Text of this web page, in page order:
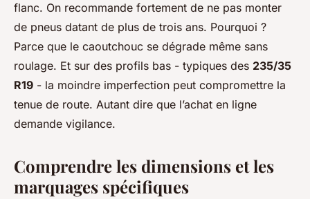
flanc. On recommande fortement de ne pas monter
de pneus datant de plus de trois ans. Pourquoi ?
Parce que le caoutchouc se dégrade même sans
roulage. Et sur des profils bas - typiques des 235/35
R19 - la moindre imperfection peut compromettre la
tenue de route. Autant dire que l’achat en ligne
demande vigilance.
Comprendre les dimensions et les
marquages spécifiques